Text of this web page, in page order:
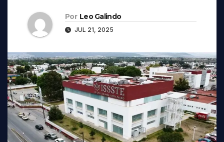
Por Leo Galindo
JUL 21, 2025